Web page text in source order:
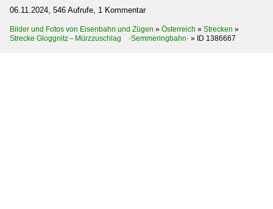
06.11.2024, 546 Aufrufe, 1 Kommentar
Bilder und Fotos von Eisenbahn und Zügen » Österreich » Strecken »
Strecke Gloggnitz – Mürzzuschlag ·Semmeringbahn· » ID 1386667